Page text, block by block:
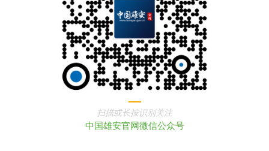
扫描或长按识别关注
中国雄安官网微信公众号